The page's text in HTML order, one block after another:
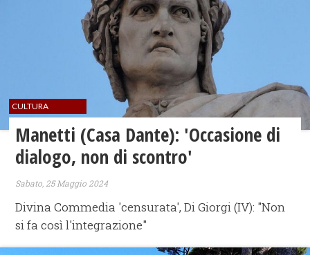
CULTURA
Manetti (Casa Dante): 'Occasione di
dialogo, non di scontro'
Sabato, 25 Maggio 2024
Divina Commedia 'censurata', Di Giorgi (IV): "Non
si fa così l'integrazione"